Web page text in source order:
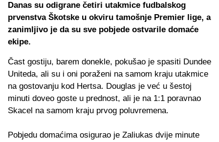
Danas su odigrane četiri utakmice fudbalskog
prvenstva Škotske u okviru tamošnje Premier lige, a
zanimljivo je da su sve pobjede ostvarile domaće
ekipe.
Čast gostiju, barem donekle, pokušao je spasiti Dundee
Uniteda, ali su i oni poraženi na samom kraju utakmice
na gostovanju kod Hertsa. Douglas je već u šestoj
minuti doveo goste u prednost, ali je na 1:1 poravnao
Skacel na samom kraju prvog poluvremena.
Pobjedu domaćima osigurao je Zaliukas dvije minute